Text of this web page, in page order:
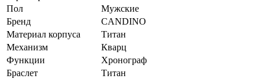
Пол
Мужские
Бренд
CANDINO
Материал корпуса
Титан
Механизм
Кварц
Функции
Хронограф
Браслет
Титан